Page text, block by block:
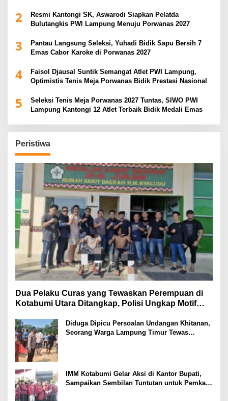
2
Resmi Kantongi SK, Aswarodi Siapkan Pelatda
Bulutangkis PWI Lampung Menuju Porwanas 2027
3
Pantau Langsung Seleksi, Yuhadi Bidik Sapu Bersih 7
Emas Cabor Karoke di Porwanas 2027
4
Faisol Djausal Suntik Semangat Atlet PWI Lampung,
Optimistis Tenis Meja Porwanas Bidik Prestasi Nasional
5
Seleksi Tenis Meja Porwanas 2027 Tuntas, SIWO PWI
Lampung Kantongi 12 Atlet Terbaik Bidik Medali Emas
Peristiwa
Dua Pelaku Curas yang Tewaskan Perempuan di
Kotabumi Utara Ditangkap, Polisi Ungkap Motif
Diduga Dipicu Persoalan Undangan Khitanan,
Seorang Warga Lampung Timur Tewas
IMM Kotabumi Gelar Aksi di Kantor Bupati,
Sampaikan Sembilan Tuntutan untuk Pemkab